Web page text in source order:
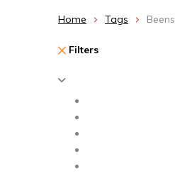
Home Tags
Filters